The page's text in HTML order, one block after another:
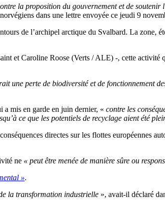
la proposition du gouvernement et de
dans une lettre envoyée ce jeudi 9
de l’archipel arctique du Svalbard. La zone,
et Caroline Roose (Verts / ALE) -, cette activité
une perte de biodiversité et de fonctionnement
a mis en garde en juin dernier, « contre les
ce que les potentiels de recyclage aient été
directes sur les flottes européennes
ne « peut être menée de manière sûre ou
».
la transformation industrielle », avait-il déclaré